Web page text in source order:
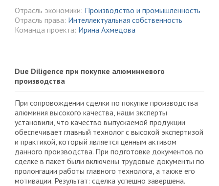
Отрасль экономики: Производство и промышленность
Отрасль права: Интеллектуальная собственность
Команда проекта: Ирина Ахмедова
Due Diligence при покупке алюминиевого
производства
При сопровождении сделки по покупке производства
алюминия высокого качества, наши эксперты
установили, что качество выпускаемой продукции
обеспечивает главный технолог с высокой экспертизой
и практикой, который является ценным активом
данного производства. При подготовке документов по
сделке в пакет были включены трудовые документы по
пролонгации работы главного технолога, а также его
мотивации. Результат: сделка успешно завершена.